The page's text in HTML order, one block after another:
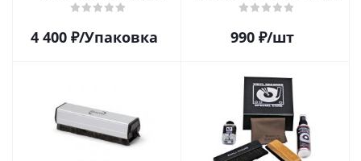
GATEFOLD (25 шт)
4 400₽/Упаковка
для 12" виниловых
990 ₽/шт